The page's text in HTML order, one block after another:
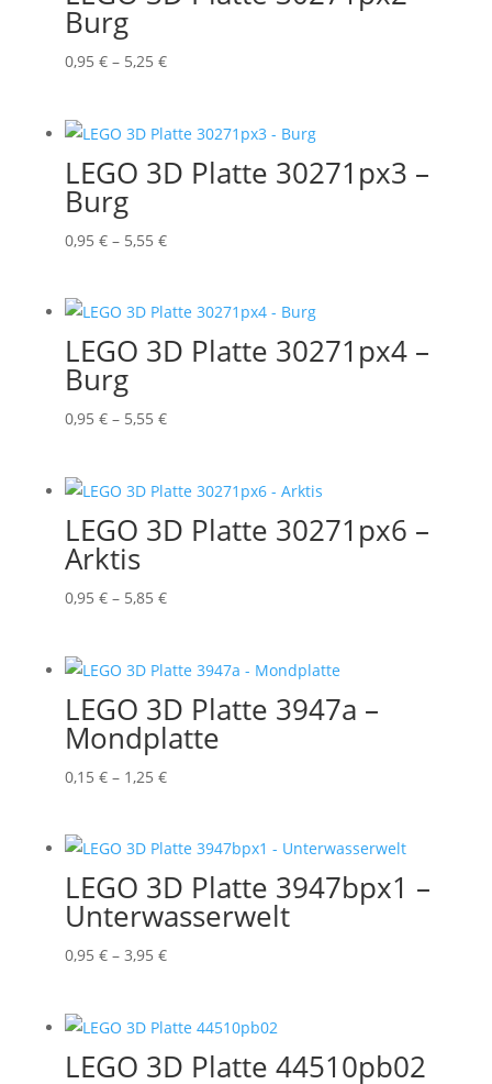
Burg
0,95 € – 5,25 €Preisspanne:
5,25 €
LEGO 3D Platte 30271px3 –
Burg
0,95 € – 5,55 €Preisspanne:
5,55 €
LEGO 3D Platte 30271px4 –
Burg
0,95 € – 5,55 €Preisspanne:
5,55 €
LEGO 3D Platte 30271px6 –
Arktis
0,95 € – 5,85 €Preisspanne:
5,85 €
LEGO 3D Platte 3947a –
Mondplatte
0,15 € – 1,25 €Preisspanne:
1,25 €
LEGO 3D Platte 3947bpx1 –
Unterwasserwelt
0,95 € – 3,95 €Preisspanne:
3,95 €
LEGO 3D Platte 44510pb02